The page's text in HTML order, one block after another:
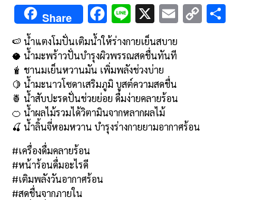
Share F
ac
e
b
o
o
k
Li
e
X E C
🍉 น้ำแตงโมปั่นเติมน้ำให้ร่างกายเย็นสบาย
🥥 น้ำมะพร้าวปั่นบำรุงผิวพรรณสดชื่นทันที
🧋 ชานมเย็นหวานมัน เพิ่มพลังช่วงบ่าย
🍋 น้ำมะนาวโซดาเสริมภูมิ บูสต์ความสดชื่น
🍍 น้ำสับปะรดปั่นช่วยย่อย ดื่มง่ายคลายร้อน
🍊 น้ำผลไม้รวมได้วิตามินจากหลากผลไม้
🍒 น้ำลิ้นจี่หอมหวาน บำรุงร่างกายยามอากาศร้อน
#เครื่องดื่มคลายร้อน
#หน้าร้อนดื่มอะไรดี
#เติมพลังวันอากาศร้อน
#สดชื่นจากภายใน